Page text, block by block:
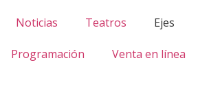
Noticias Teatros Ejes
Programación Venta en línea